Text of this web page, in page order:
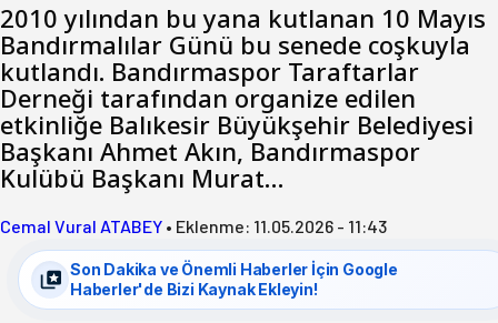
2010 yılından bu yana kutlanan 10 Mayıs
Bandırmalılar Günü bu senede coşkuyla
kutlandı. Bandırmaspor Taraftarlar
Derneği tarafından organize edilen
etkinliğe Balıkesir Büyükşehir Belediyesi
Başkanı Ahmet Akın, Bandırmaspor
Kulübü Başkanı Murat…
Cemal Vural ATABEY • Eklenme: 11.05.2026 - 11:43
Son Dakika ve Önemli Haberler İçin Google
Haberler'de Bizi Kaynak Ekleyin!